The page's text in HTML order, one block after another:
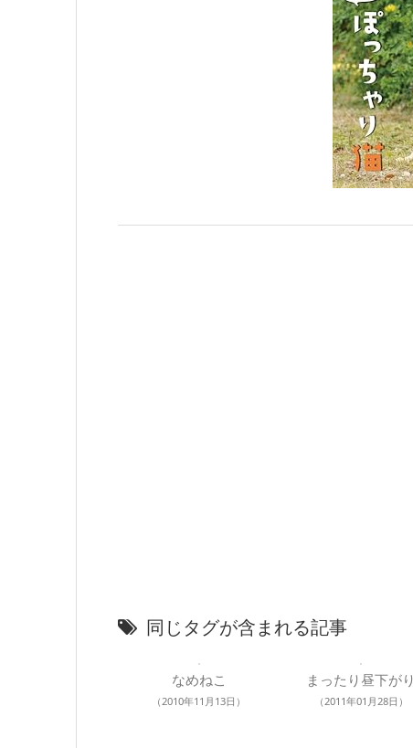
同じタグが含まれる記事
なめねこ
（2010年11月13日）
まったり昼下がり
（2011年01月28日）